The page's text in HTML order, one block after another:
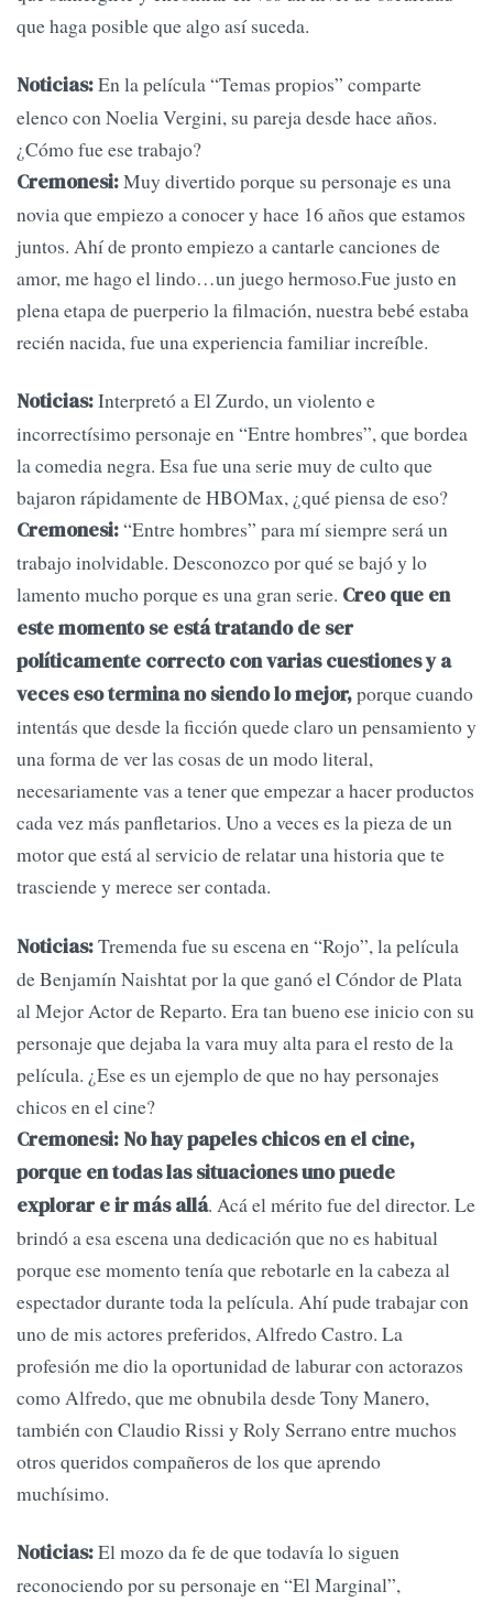
que haga posible que algo así suceda.
Noticias:En la película “Temas propios” comparte
elenco con Noelia Vergini, su pareja desde hace años.
¿Cómo fue ese trabajo?
Cremonesi:Muy divertido porque su personaje es una
novia que empiezo a conocer y hace 16 años que estamos
juntos. Ahí de pronto empiezo a cantarle canciones de
amor, me hago el lindo…un juego hermoso.Fue justo en
plena etapa de puerperio la filmación, nuestra bebé estaba
recién nacida, fue una experiencia familiar increíble.
Noticias:Interpretó a El Zurdo, un violento e
incorrectísimo personaje en “Entre hombres”, que bordea
la comedia negra. Esa fue una serie muy de culto que
bajaron rápidamente de HBOMax, ¿qué piensa de eso?
Cremonesi:“Entre hombres” para mí siempre será un
trabajo inolvidable. Desconozco por qué se bajó y lo
lamento mucho porque es una gran serie. Creo que en
este momento se está tratando de ser
políticamente correcto con varias cuestiones y a
veces eso termina no siendo lo mejor,porque cuando
intentás que desde la ficción quede claro un pensamiento y
una forma de ver las cosas de un modo literal,
necesariamente vas a tener que empezar a hacer productos
cada vez más panfletarios. Uno a veces es la pieza de un
motor que está al servicio de relatar una historia que te
trasciende y merece ser contada.
Noticias:Tremenda fue su escena en “Rojo”, la película
de Benjamín Naishtat por la que ganó el Cóndor de Plata
al Mejor Actor de Reparto. Era tan bueno ese inicio con su
personaje que dejaba la vara muy alta para el resto de la
película. ¿Ese es un ejemplo de que no hay personajes
chicos en el cine?
Cremonesi:No hay papeles chicos en el cine,
porque en todas las situaciones uno puede
explorar e ir más allá. Acá el mérito fue del director. Le
brindó a esa escena una dedicación que no es habitual
porque ese momento tenía que rebotarle en la cabeza al
espectador durante toda la película. Ahí pude trabajar con
uno de mis actores preferidos, Alfredo Castro. La
profesión me dio la oportunidad de laburar con actorazos
como Alfredo, que me obnubila desde Tony Manero,
también con Claudio Rissi y Roly Serrano entre muchos
otros queridos compañeros de los que aprendo
muchísimo.
Noticias:El mozo da fe de que todavía lo siguen
reconociendo por su personaje en “El Marginal”,